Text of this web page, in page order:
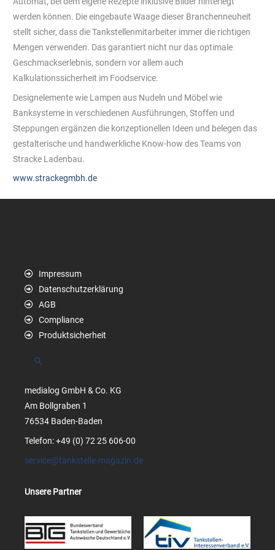
werden können. Die eingebaute Waage dieser Branchenneuheit
stellt sicher, dass die Tankstellenmitarbeiter immer die richtigen
Mengen verwenden. Das garantiert nicht nur das optimale
Geschmackserlebnis, sondern vor allem auch
Kalkulationssicherheit im Foodservice.
Designelemente wie Lampen aus Nudeln und Möbel wie
Banksysteme in verschiedenen Ausführungen, Stoffen und
Steppungen ergänzen die konzeptionellen Ideen und belegen das
gestalterische und handwerkliche Know-how des Teams von
Stracke Ladenbau.
www.strackegmbh.de
Impressum
Datenschutzerklärung
AGB
Compliance
Produktsicherheit
Suchen
medialog GmbH & Co. KG
Am Bollgraben 1
76534 Baden-Baden
Telefon: +49 (0) 72 25 606-00
service@tankstelle-magazin.de
Unsere Partner